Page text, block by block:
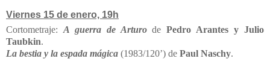
Viernes 15 de enero, 19h
Cortometraje: A guerra de ArturodePedro Arantes y Julio
Taubkin.
La bestia y la espada mágica (1983/120’) de Paul Naschy.